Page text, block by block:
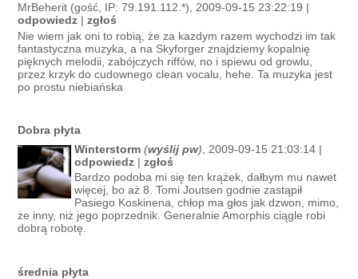
MrBeherit (gość, IP: 79.191.112.*), 2009-09-15 23:22:19 |
odpowiedz |zgłoś
Nie wiem jak oni to robią, że za kazdym razem wychodzi im tak
fantastyczna muzyka, a na Skyforger znajdziemy kopalnię
pięknych melodii, zabójczych riffów, no i spiewu od growlu,
przez krzyk do cudownego clean vocalu, hehe. Ta muzyka jest
po prostu niebiańska
Dobra płyta
Winterstorm (wyślij pw) , 2009-09-15 21:03:14 |
odpowiedz| zgłoś
Bardzo podoba mi się ten krążek, dałbym mu nawet
więcej, bo aż 8. Tomi Joutsen godnie zastąpił
Pasiego Koskinena, chłop ma głos jak dzwon, mimo,
że inny, niż jego poprzednik. Generalnie Amorphis ciągle robi
dobrą robotę.
średnia płyta